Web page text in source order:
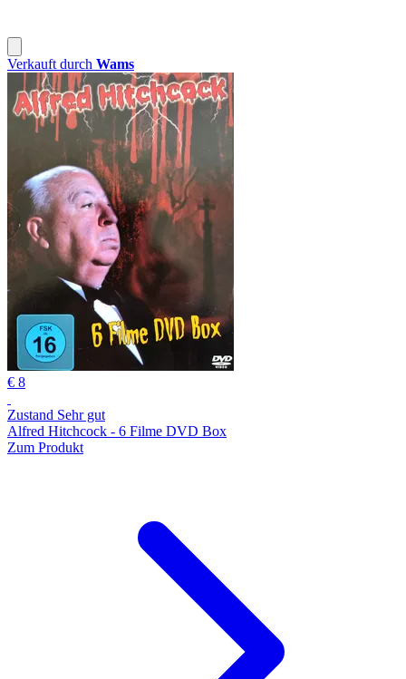
Verkauft durch Wams
€ 8
Zustand Sehr gut
Alfred Hitchcock - 6 Filme DVD Box
Zum Produkt